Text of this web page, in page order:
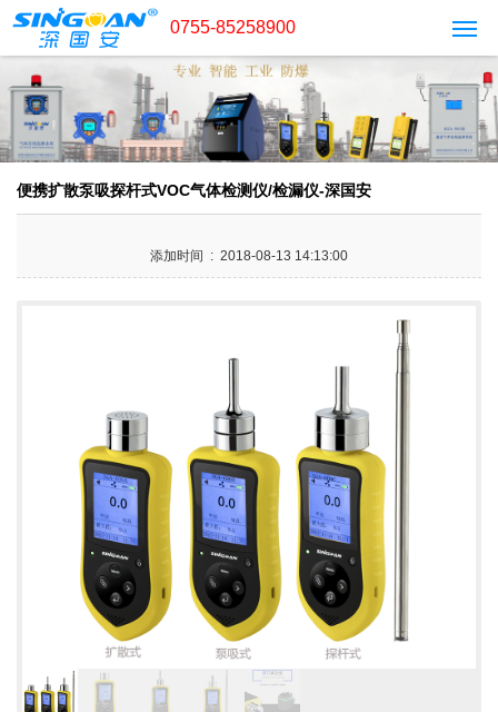
0755-85258900
便携扩散泵吸探杆式VOC气体检测仪/检漏仪-深国安
添加时间 : 2018-08-13 14:13:00